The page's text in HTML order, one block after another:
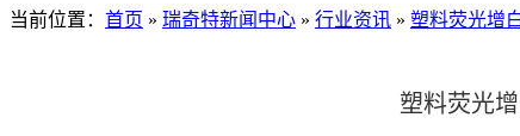
当前位置 ： 首页 » 瑞奇特新闻中心 » 行业资讯 » 塑料荧光增
塑料荧光